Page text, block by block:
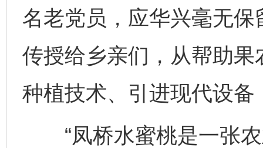
名老党员，应华兴毫无
传授给乡亲们，从帮助
种植技术、引进现代设
“凤桥水蜜桃是一张农